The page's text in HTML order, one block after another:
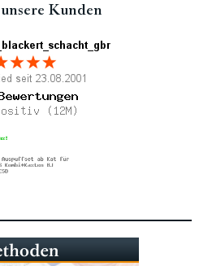
unsere Kunden